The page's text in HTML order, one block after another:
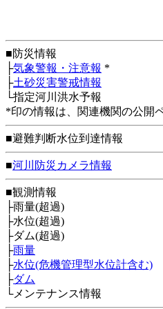
■防災情報
├気象警報・注意報 *
├土砂災害警戒情報
└指定河川洪水予報
*印の情報は、関連機関の公開
■避難判断水位到達情報
■河川防災カメラ情報
■観測情報
├雨量(超過)
├水位(超過)
├ダム(超過)
├雨量
├水位(危機管理型水位計含む)
├ダム
└メンテナンス情報